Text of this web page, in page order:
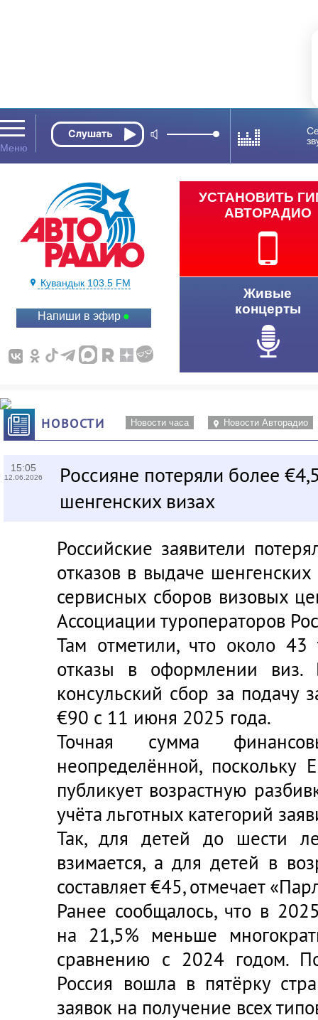
Кувандык 103.5 FM
Напиши в эфир
УСТАНОВИТЬ
АВТОРАДИО
Живые
концерты
НОВОСТИ Новости часа Новости Авторадио
15:05
12.06.2026
Россияне потеряли более
шенгенских визах
Российские заявители
отказов в выдаче
сервисных сборов визовых
Ассоциации туроператоров
Там отметили, что около 43
отказы в оформлении
консульский сбор за подачу
€90 с 11 июня 2025 года.
Точная сумма
неопределённой, поскольку
публикует возрастную
учёта льготных категорий
Так, для детей до шести
взимается, а для детей в
составляет €45, отмечает
Ранее сообщалось, что в
на 21,5% меньше
сравнению с 2024 годом.
Россия вошла в пятёрку
заявок на получение всех